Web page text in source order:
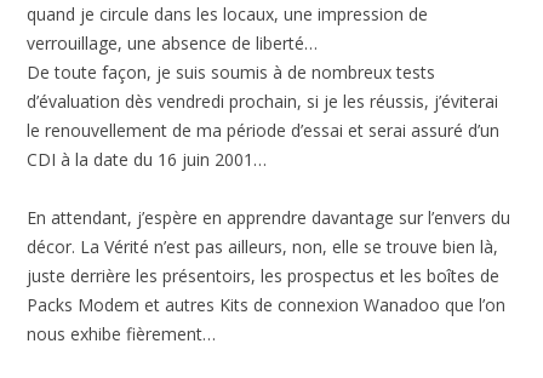
quand je circule dans les locaux, une impression de
verrouillage, une absence de liberté…
De toute façon, je suis soumis à de nombreux tests
d’évaluation dès vendredi prochain, si je les réussis, j’éviterai
le renouvellement de ma période d’essai et serai assuré d’un
CDI à la date du 16 juin 2001…
En attendant, j’espère en apprendre davantage sur l’envers du
décor. La Vérité n’est pas ailleurs, non, elle se trouve bien là,
juste derrière les présentoirs, les prospectus et les boîtes de
Packs Modem et autres Kits de connexion Wanadoo que l’on
nous exhibe fièrement…